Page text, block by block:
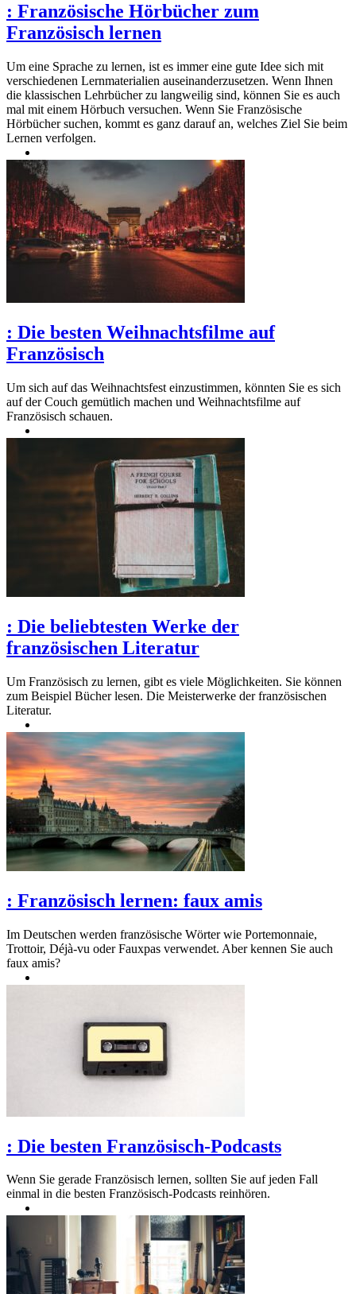
: Französische Hörbücher zum
Französisch lernen
Um eine Sprache zu lernen, ist es immer eine gute Idee sich mit
verschiedenen Lernmaterialien auseinanderzusetzen. Wenn Ihnen
die klassischen Lehrbücher zu langweilig sind, können Sie es auch
mal mit einem Hörbuch versuchen. Wenn Sie Französische
Hörbücher suchen, kommt es ganz darauf an, welches Ziel Sie beim
Lernen verfolgen.
: Die besten Weihnachtsfilme auf
Französisch
Um sich auf das Weihnachtsfest einzustimmen, könnten Sie es sich
auf der Couch gemütlich machen und Weihnachtsfilme auf
Französisch schauen.
: Die beliebtesten Werke der
französischen Literatur
Um Französisch zu lernen, gibt es viele Möglichkeiten. Sie können
zum Beispiel Bücher lesen. Die Meisterwerke der französischen
Literatur.
: Französisch lernen: faux amis
Im Deutschen werden französische Wörter wie Portemonnaie,
Trottoir, Déjà-vu oder Fauxpas verwendet. Aber kennen Sie auch
faux amis?
: Die besten Französisch-Podcasts
Wenn Sie gerade Französisch lernen, sollten Sie auf jeden Fall
einmal in die besten Französisch-Podcasts reinhören.